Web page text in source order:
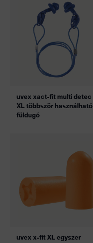
uvex xact-fit multi detec
XL többször használható
füldugó
uvex x-fit XL egyszer